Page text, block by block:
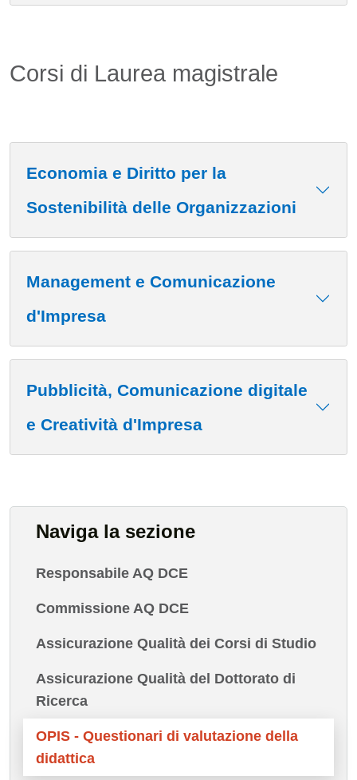
Corsi di Laurea magistrale
Economia e Diritto per la
Sostenibilità delle Organizzazioni
Management e Comunicazione
d'Impresa
Pubblicità, Comunicazione digitale
e Creatività d'Impresa
Naviga la sezione
Responsabile AQ DCE
Commissione AQ DCE
Assicurazione Qualità dei Corsi di Studio
Assicurazione Qualità del Dottorato di
Ricerca
OPIS - Questionari di valutazione della
didattica